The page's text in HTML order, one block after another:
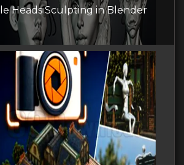
Heads Sculpting in Blender